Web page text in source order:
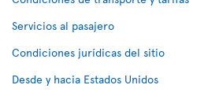
Servicios al pasajero
Condiciones jurídicas del sitio
Desde y hacia Estados Unidos